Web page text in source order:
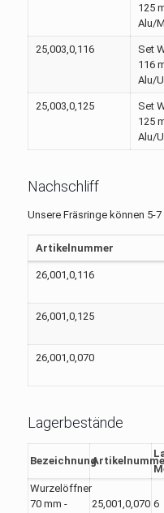
125
Alu/
25,003,0,116
Set
116
Alu/
25,003,0,125
Set
125
Alu/
Nachschliff
Unsere Fräsringe können 5-
Artikelnummer
26,001,0,116
26,001,0,125
26,001,0,070
Lagerbestände
Bezeichnung
Wurzelöffner
70 mm -
25,001,0,070 6